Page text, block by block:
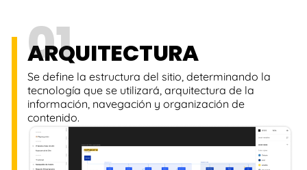
01
ARQUITECTURA
Se define la estructura del sitio, determinando la
tecnología que se utilizará, arquitectura de la
información, navegación y organización de
contenido.